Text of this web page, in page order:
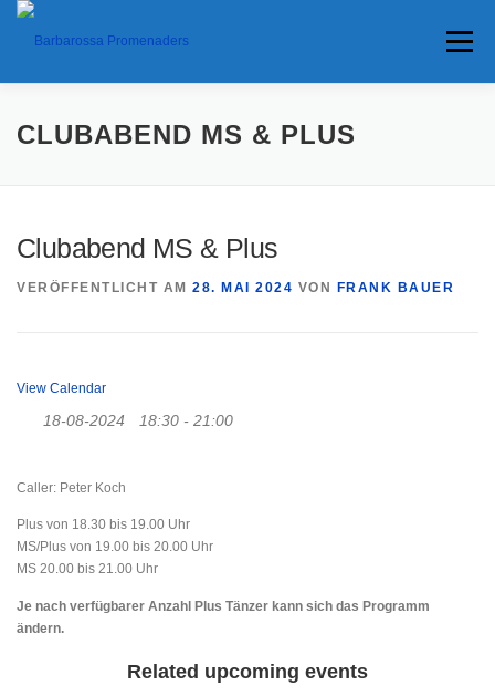
Menü
HOME TERMINE ANFAHRT
INTERESSANTES
CLUBABEND MS & PLUS
Clubabend MS & Plus
VERÖFFENTLICHT AM 28. MAI 2024 VON FRANK BAUER
View Calendar
18-08-2024 18:30 - 21:00
Caller: Peter Koch
Plus von 18.30 bis 19.00 Uhr
MS/Plus von 19.00 bis 20.00 Uhr
MS 20.00 bis 21.00 Uhr
Je nach verfügbarer Anzahl Plus Tänzer kann sich das Programm
ändern.
Related upcoming events